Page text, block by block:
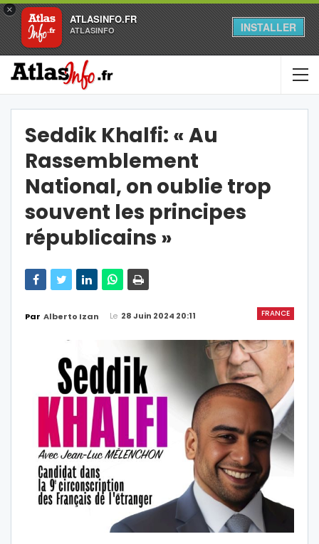
×
ATLASINFO.FR
ATLASINFO INSTALLER
Seddik Khalfi: « Au
Rassemblement
National, on oublie trop
souvent les principes
républicains »
FRANCE
Par Alberto Izan Le 28 Juin 2024 20:11